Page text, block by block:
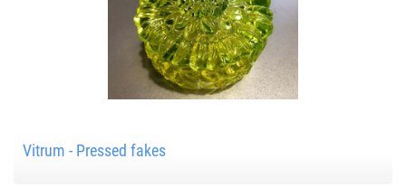
Vitrum - Pressed fakes